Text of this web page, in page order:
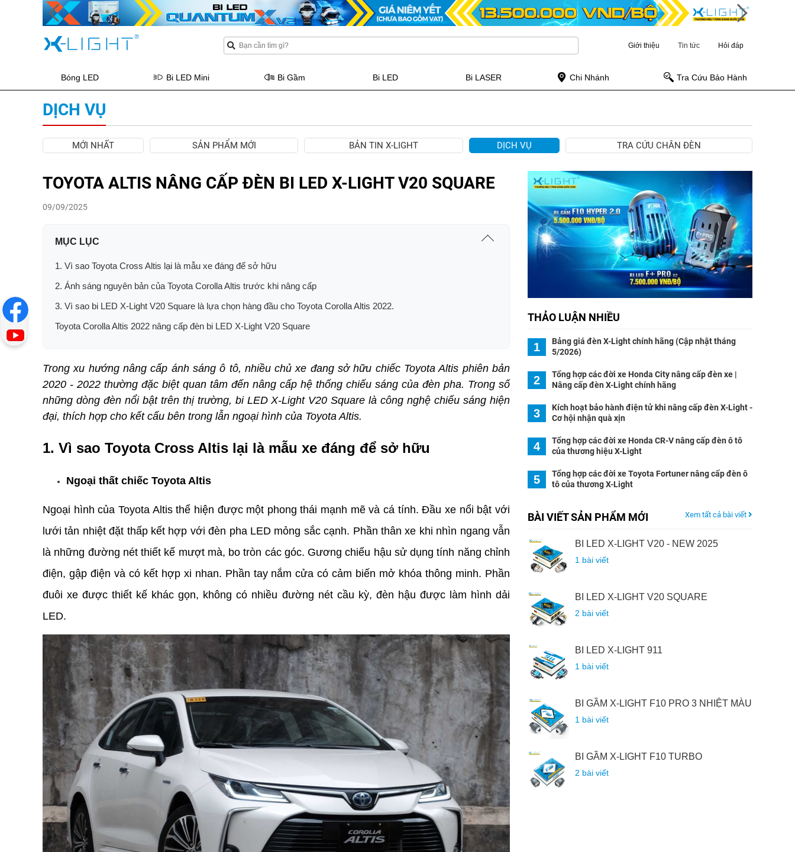
Giới thiệu Tin tức Hỏi đáp
Bóng LED Bi LED Mini Bi Gầm Bi LED Bi LASER Chi Nhánh Tra Cứu Bảo Hành
DỊCH VỤ
MỚI NHẤT SẢN PHẨM MỚI BẢN TIN X-LIGHT DỊCH VỤ TRA CỨU CHÂN ĐÈN
TOYOTA ALTIS NÂNG CẤP ĐÈN BI LED X-LIGHT V20 SQUARE
09/09/2025
MỤC LỤC
1. Vì sao Toyota Cross Altis lại là mẫu xe đáng để sở hữu
2. Ánh sáng nguyên bản của Toyota Corolla Altis trước khi nâng cấp
3. Vì sao bi LED X-Light V20 Square là lựa chọn hàng đầu cho Toyota Corolla Altis 2022.
Toyota Corolla Altis 2022 nâng cấp đèn bi LED X-Light V20 Square
Trong xu hướng nâng cấp ánh sáng ô tô, nhiều chủ xe đang sở hữu chiếc Toyota Altis phiên bản
2020 - 2022 thường đặc biệt quan tâm đến nâng cấp hệ thống chiếu sáng của đèn pha. Trong số
những dòng đèn nổi bật trên thị trường, bi LED X-Light V20 Square là công nghệ chiếu sáng hiện
đại, thích hợp cho kết cấu bên trong lẫn ngoại hình của Toyota Altis.
1. Vì sao Toyota Cross Altis lại là mẫu xe đáng để sở hữu
Ngoại thất chiếc Toyota Altis
Ngoại hình của Toyota Altis thể hiện được một phong thái mạnh mẽ và cá tính. Đầu xe nổi bật với
lưới tản nhiệt đặt thấp kết hợp với đèn pha LED mỏng sắc cạnh. Phần thân xe khi nhìn ngang vẫn
là những đường nét thiết kế mượt mà, bo tròn các góc. Gương chiếu hậu sử dụng tính năng chỉnh
điện, gập điện và có kết hợp xi nhan. Phần tay nắm cửa có cảm biến mở khóa thông minh. Phần
đuôi xe được thiết kế khác gọn, không có nhiều đường nét cầu kỳ, đèn hậu được làm hình dải
LED.
THẢO LUẬN NHIỀU
1
Bảng giá đèn X-Light chính hãng (Cập nhật tháng
5/2026)
2
Tổng hợp các đời xe Honda City nâng cấp đèn xe |
Nâng cấp đèn X-Light chính hãng
3
Kích hoạt bảo hành điện tử khi nâng cấp đèn X-Light -
Cơ hội nhận quà xịn
4
Tổng hợp các đời xe Honda CR-V nâng cấp đèn ô tô
của thương hiệu X-Light
5
Tổng hợp các đời xe Toyota Fortuner nâng cấp đèn ô
tô của thương X-Light
BÀI VIẾT SẢN PHẨM MỚI Xem tất cả bài viết
BI LED X-LIGHT V20 - NEW 2025
1 bài viết
BI LED X-LIGHT V20 SQUARE
2 bài viết
BI LED X-LIGHT 911
1 bài viết
BI GẦM X-LIGHT F10 PRO 3 NHIỆT MÀU
1 bài viết
BI GẦM X-LIGHT F10 TURBO
2 bài viết